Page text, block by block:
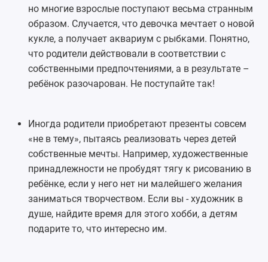
но многие взрослые поступают весьма странным
образом. Случается, что девочка мечтает о новой
кукле, а получает аквариум с рыбками. Понятно,
что родители действовали в соответствии с
собственными предпочтениями, а в результате –
ребёнок разочарован. Не поступайте так!
Иногда родители приобретают презенты совсем
«не в тему», пытаясь реализовать через детей
собственные мечты. Например, художественные
принадлежности не пробудят тягу к рисованию в
ребёнке, если у него нет ни малейшего желания
заниматься творчеством. Если вы - художник в
душе, найдите время для этого хобби, а детям
подарите то, что интересно им.